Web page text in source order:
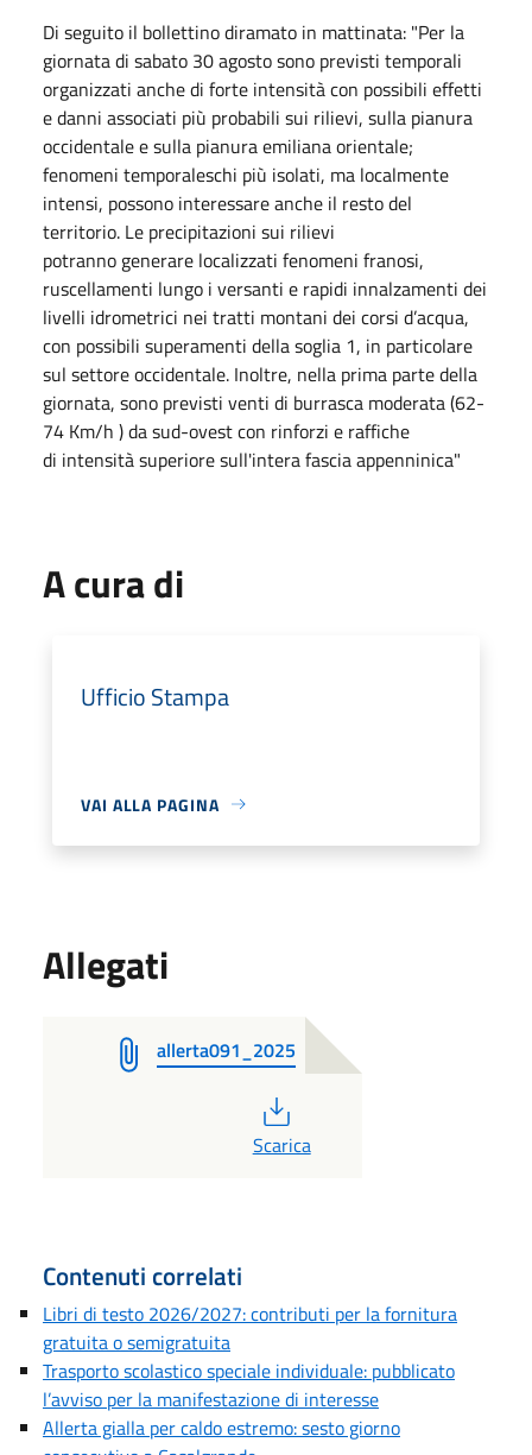
Di seguito il bollettino diramato in mattinata: "Per la
giornata di sabato 30 agosto sono previsti temporali
organizzati anche di forte intensità con possibili effetti
e danni associati più probabili sui rilievi, sulla pianura
occidentale e sulla pianura emiliana orientale;
fenomeni temporaleschi più isolati, ma localmente
intensi, possono interessare anche il resto del
territorio. Le precipitazioni sui rilievi
potranno generare localizzati fenomeni franosi,
ruscellamenti lungo i versanti e rapidi innalzamenti dei
livelli idrometrici nei tratti montani dei corsi d’acqua,
con possibili superamenti della soglia 1, in particolare
sul settore occidentale. Inoltre, nella prima parte della
giornata, sono previsti venti di burrasca moderata (62-
74 Km/h ) da sud-ovest con rinforzi e raffiche
di intensità superiore sull'intera fascia appenninica"
A cura di
Ufficio Stampa
VAI ALLA PAGINA
Allegati
allerta091_2025
Scarica
Contenuti correlati
Libri di testo 2026/2027: contributi per la fornitura
gratuita o semigratuita
Trasporto scolastico speciale individuale: pubblicato
l’avviso per la manifestazione di interesse
Allerta gialla per caldo estremo: sesto giorno